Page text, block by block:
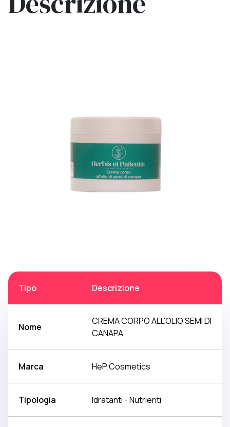
Tipo Descrizione
Nome
CREMA CORPO ALL'OLIO SEMI DI
CANAPA
Marca HeP Cosmetics
Tipologia Idratanti - Nutrienti